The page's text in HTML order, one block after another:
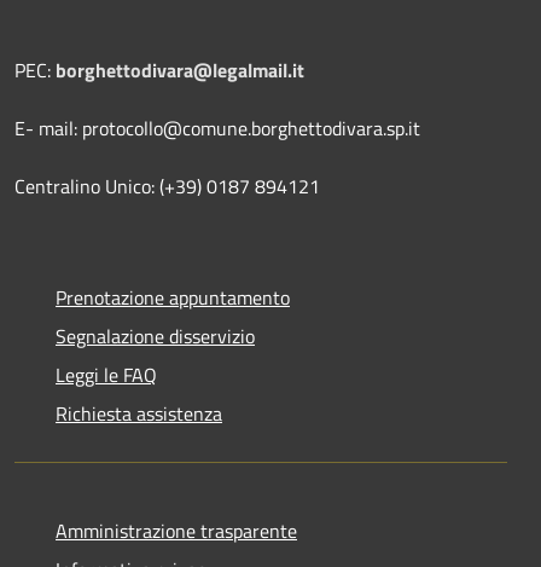
PEC: borghettodivara@legalmail.it
E- mail: protocollo@comune.borghettodivara.sp.it
Centralino Unico: (+39) 0187 894121
Prenotazione appuntamento
Segnalazione disservizio
Leggi le FAQ
Richiesta assistenza
Amministrazione trasparente